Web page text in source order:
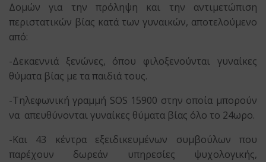
Δομών για την πρόληψη και την αντιμετώπιση
περιστατικών βίας κατά των γυναικών, αποτελούμενο
από:
-Δεκαεννιά ξενώνες, όπου φιλοξενούνται γυναίκες
θύματα βίας με τα παιδιά τους.
-Τηλεφωνική γραμμή SOS 15900 στην οποία μπορούν
να απευθύνονται γυναίκες θύματα βίας όλο το 24ωρο.
-Και 43 κέντρα εξειδικευμένων συμβούλων που
παρέχουν δωρεάν υπηρεσίες ψυχολογικής,